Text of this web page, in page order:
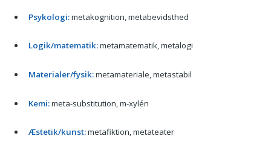
Psykologi:metakognition, metabevidsthed
Logik/matematik:metamatematik, metalogi
Materialer/fysik:metamateriale, metastabil
Kemi:meta-substitution, m-xylén
Æstetik/kunst:metafiktion, metateater